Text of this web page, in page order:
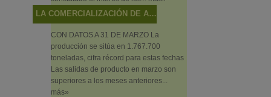
LA COMERCIALIZACIÓN DE ACEITE DE OLIVA ALCANZA NIVELES MÁXIMOS EN EL ECUADOR DE LA CAMPAÑA
CON DATOS A 31 DE MARZO La
producción se sitúa en 1.767.700
toneladas, cifra récord para estas fechas
Las salidas de producto en marzo son
superiores a los meses anteriores...
más»